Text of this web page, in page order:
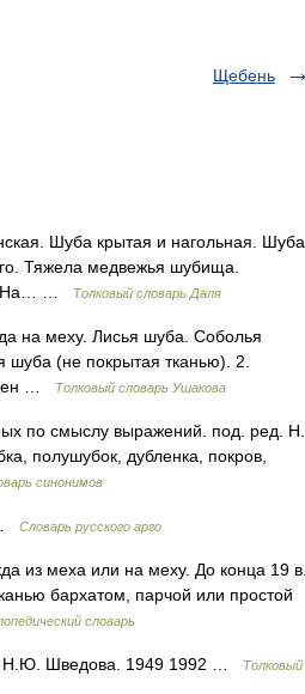
Щебень
Шуба крытая и нагольная. Шуба
Тяжела медвежья шубища.
На… …
Толковый словарь Даля
на меху. Лисья шуба. Соболья
(не покрытая тканью). 2.
…
Толковый словарь Ушакова
по смыслу выражений. под. ред. Н.
полушубок, дубленка, покров,
синонимов
Словарь русского арго
из меха или на меху. До конца 19 в.
бархатом, парчой или простой
словарь
Н.Ю. Шведова. 1949 1992 …
Толковый